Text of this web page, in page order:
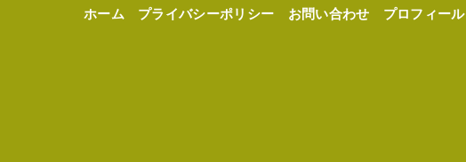
ホーム プライバシーポリシー お問い合わせ プロフィール